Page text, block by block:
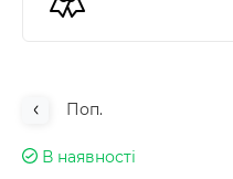
Поп.
В наявності